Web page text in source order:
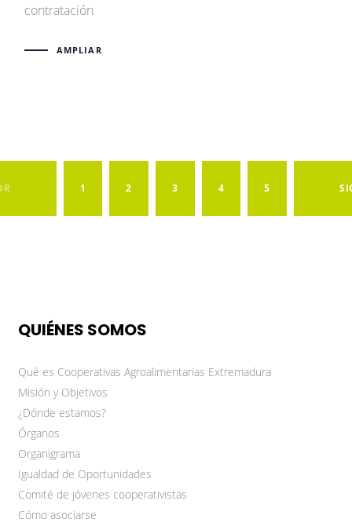
contratación
AMPLIAR
1 2 3 4 5
QUIÉNES SOMOS
Qué es Cooperativas Agroalimentarias Extremadura
Misión y Objetivos
¿Dónde estamos?
Órganos
Organigrama
Igualdad de Oportunidades
Comité de jóvenes cooperativistas
Cómo asociarse